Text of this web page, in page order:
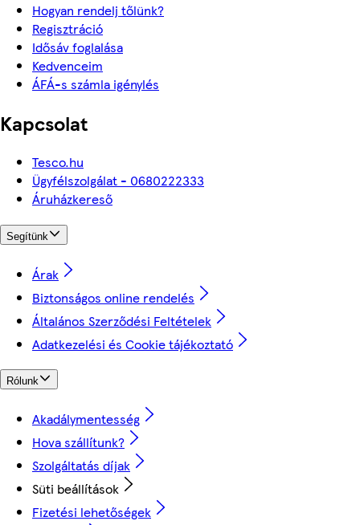
Hogyan rendelj tőlünk?
Regisztráció
Idősáv foglalása
Kedvenceim
ÁFÁ-s számla igénylés
Kapcsolat
Tesco.hu
Ügyfélszolgálat - 0680222333
Áruházkereső
Segítünk
Árak
Biztonságos online rendelés
Általános Szerződési Feltételek
Adatkezelési és Cookie tájékoztató
Rólunk
Akadálymentesség
Hova szállítunk?
Szolgáltatás díjak
Süti beállítások
Fizetési lehetőségek